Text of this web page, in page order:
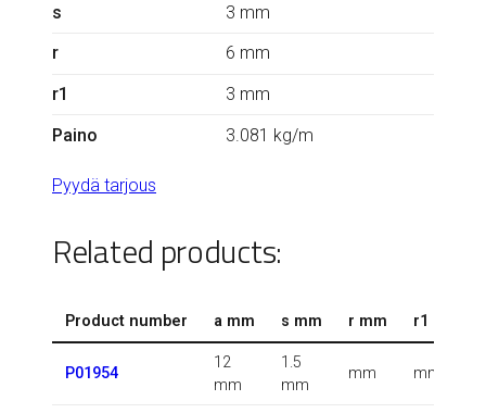
s
3 mm
r
6 mm
r1
3 mm
Paino
3.081 kg/m
Pyydä tarjous
Related products:
Product number a mm s mm r mm r1 mm
P01954
12
mm
1.5
mm
mm mm